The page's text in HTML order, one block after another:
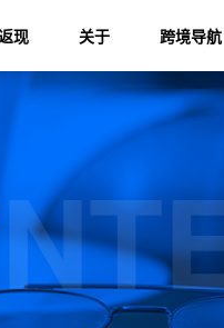
现 关于 跨境导航